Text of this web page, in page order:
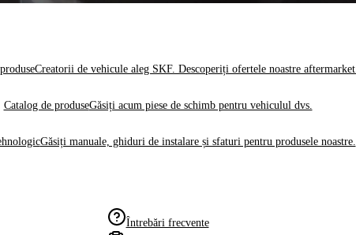
Creatorii de vehicule aleg SKF. Descoperiți ofertele noastre aftermarket.
Catalog de produseGăsiți acum piese de schimb pentru vehiculul dvs.
Găsiți manuale, ghiduri de instalare și sfaturi pentru produsele noastre.
Întrebări frecvente